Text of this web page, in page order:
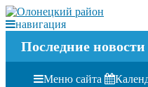
навигация
Последние новости
Меню сайта